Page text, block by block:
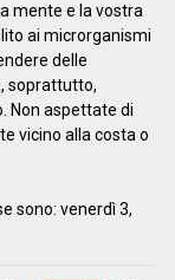
mente e la vostra
ai microrganismi
delle
soprattutto,
Non aspettate di
vicino alla costa o
sono: venerdì 3,